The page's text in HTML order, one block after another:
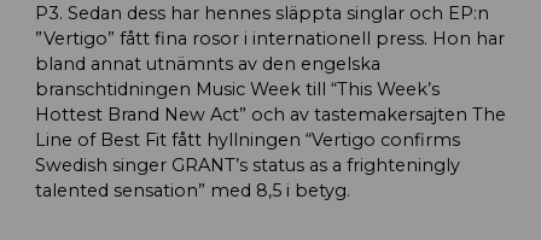
P3. Sedan dess har hennes släppta singlar och EP:n
”Vertigo” fått fina rosor i internationell press. Hon har
bland annat utnämnts av den engelska
branschtidningen Music Week till “This Week’s
Hottest Brand New Act” och av tastemakersajten The
Line of Best Fit fått hyllningen “Vertigo confirms
Swedish singer GRANT’s status as a frighteningly
talented sensation” med 8,5 i betyg.